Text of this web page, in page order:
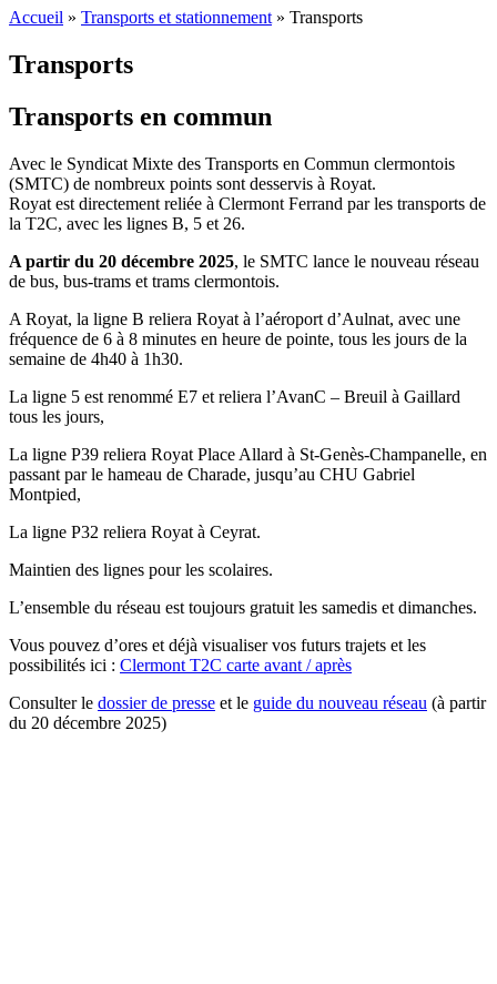
Accueil » Transports et stationnement » Transports
Transports
Transports en commun
Avec le Syndicat Mixte des Transports en Commun clermontois
(SMTC) de nombreux points sont desservis à Royat.
Royat est directement reliée à Clermont Ferrand par les transports de
la T2C, avec les lignes B, 5 et 26.
A partir du 20 décembre 2025, le SMTC lance le nouveau réseau
de bus, bus-trams et trams clermontois.
A Royat, la ligne B reliera Royat à l’aéroport d’Aulnat, avec une
fréquence de 6 à 8 minutes en heure de pointe, tous les jours de la
semaine de 4h40 à 1h30.
La ligne 5 est renommé E7 et reliera l’AvanC – Breuil à Gaillard
tous les jours,
La ligne P39 reliera Royat Place Allard à St-Genès-Champanelle, en
passant par le hameau de Charade, jusqu’au CHU Gabriel
Montpied,
La ligne P32 reliera Royat à Ceyrat.
Maintien des lignes pour les scolaires.
L’ensemble du réseau est toujours gratuit les samedis et dimanches.
Vous pouvez d’ores et déjà visualiser vos futurs trajets et les
possibilités ici : Clermont T2C carte avant / après
Consulter le dossier de presse et le guide du nouveau réseau (à partir
du 20 décembre 2025)